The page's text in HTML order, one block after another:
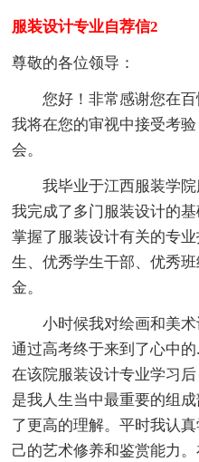
服装设计专业自荐信2
尊敬的各位领导：
您好！非常感谢您在百
我将在您的审视中接受考
会。
我毕业于江西服装学院
我完成了多门服装设计的
掌握了服装设计有关的专
生、优秀学生干部、优秀
金。
小时候我对绘画和美术
通过高考终于来到了心中
在该院服装设计专业学习
是我人生当中最重要的组
了更高的理解。平时我认
己的艺术修养和鉴赏能力